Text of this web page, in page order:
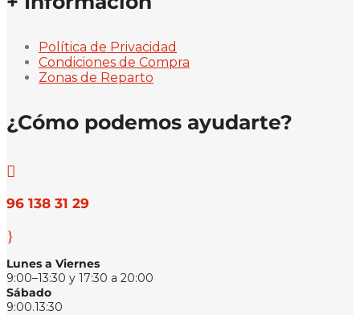
Política de Privacidad
Condiciones de Compra
Zonas de Reparto
¿Cómo podemos ayudarte?

96 138 31 29
}
Lunes a Viernes
9:00–13:30 y 17:30 a 20:00
Sábado
9:00.13:30